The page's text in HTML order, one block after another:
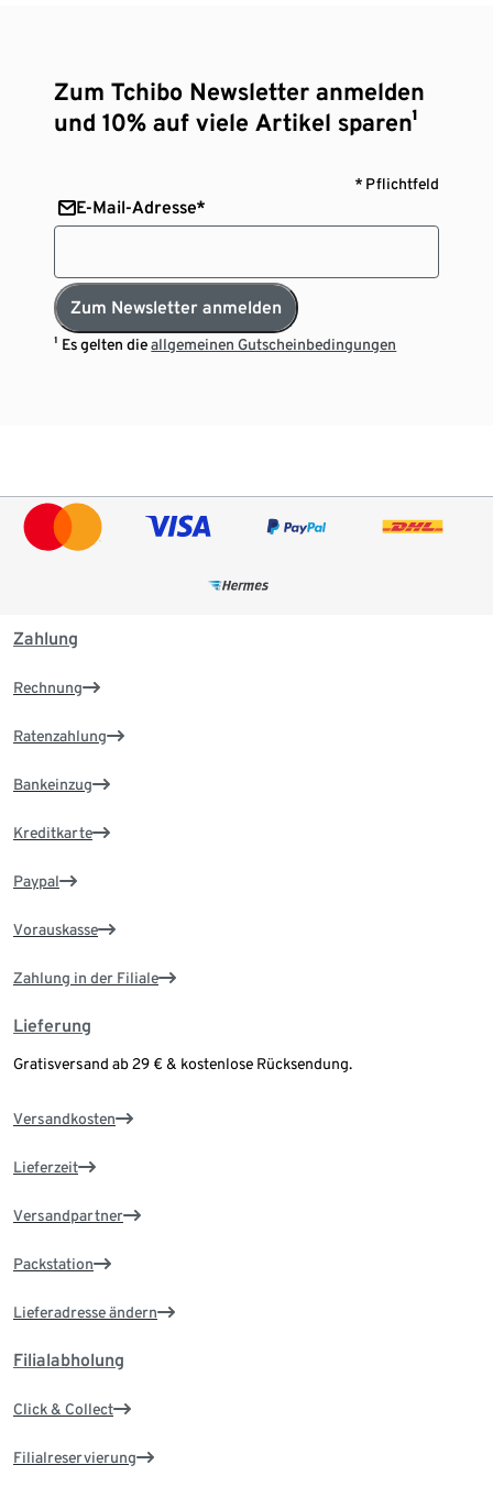
Zum Tchibo Newsletter anmelden
und 10% auf viele Artikel sparen¹
* Pflichtfeld
E-Mail-Adresse*
Zum Newsletter anmelden
¹ Es gelten dieallgemeinen Gutscheinbedingungen
Zahlung
Rechnung
Ratenzahlung
Bankeinzug
Kreditkarte
Paypal
Vorauskasse
Zahlung in der Filiale
Lieferung
Gratisversand ab 29 € & kostenlose Rücksendung.
Versandkosten
Lieferzeit
Versandpartner
Packstation
Lieferadresse ändern
Filialabholung
Click & Collect
Filialreservierung